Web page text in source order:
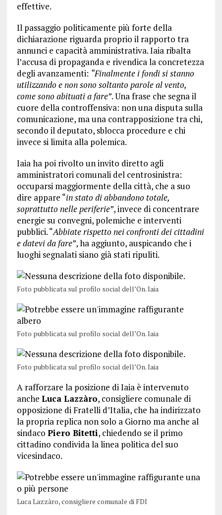
effettive.
Il passaggio politicamente più forte della
dichiarazione riguarda proprio il rapporto tra
annunci e capacità amministrativa. Iaia ribalta
l’accusa di propaganda e rivendica la concretezza
degli avanzamenti: “Finalmente i fondi si stanno
utilizzando e non sono soltanto parole al vento,
come sono abituati a fare”. Una frase che segna il
cuore della controffensiva: non una disputa sulla
comunicazione, ma una contrapposizione tra chi,
secondo il deputato, sblocca procedure e chi
invece si limita alla polemica.
Iaia ha poi rivolto un invito diretto agli
amministratori comunali del centrosinistra:
occuparsi maggiormente della città, che a suo
dire appare “in stato di abbandono totale,
soprattutto nelle periferie”, invece di concentrare
energie su convegni, polemiche e interventi
pubblici. “Abbiate rispetto nei confronti dei cittadini
e datevi da fare”, ha aggiunto, auspicando che i
luoghi segnalati siano già stati ripuliti.
Foto pubblicata sul profilo social dell’On. Iaia
Foto pubblicata sul profilo social dell’On. Iaia
Foto pubblicata sul profilo social dell’On. Iaia
A rafforzare la posizione di Iaia è intervenuto
anche Luca Lazzàro, consigliere comunale di
opposizione di Fratelli d’Italia, che ha indirizzato
la propria replica non solo a Giorno ma anche al
sindaco Piero Bitetti, chiedendo se il primo
cittadino condivida la linea politica del suo
vicesindaco.
Luca Lazzàro, consigliere comunale di FDI